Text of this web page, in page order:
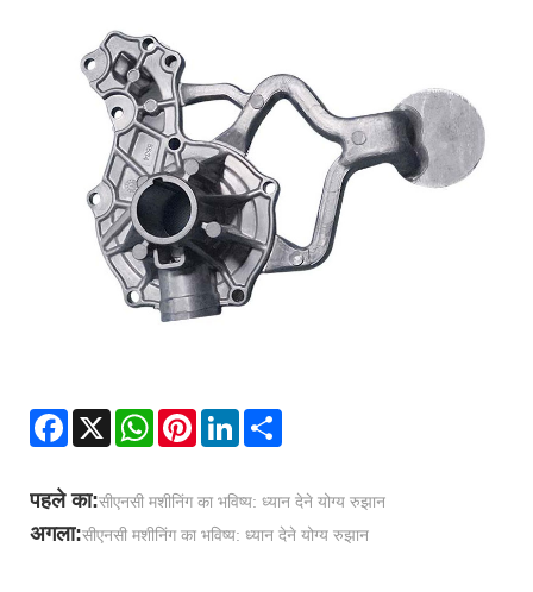
Facebook
X WhatsAppPinterestLinkedIn
पहले का:सीएनसी मशीनिंग का भविष्य: ध्यान देने योग्य रुझान
अगला:​सीएनसी मशीनिंग का भविष्य: ध्यान देने योग्य रुझान